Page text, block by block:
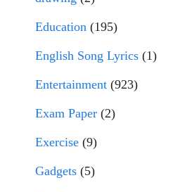
Education (195)
English Song Lyrics (1)
Entertainment (923)
Exam Paper (2)
Exercise (9)
Gadgets (5)